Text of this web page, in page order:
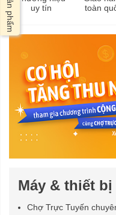
uy tín
toàn
Máy & thiết
Chợ Trực Tuyến